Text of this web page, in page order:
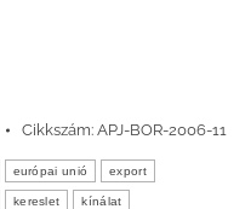
Cikkszám: APJ-BOR-2006-11
európai unió export
kereslet kínálat